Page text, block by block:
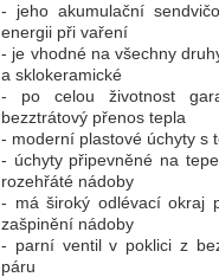
- jeho akumulační
energii při vaření
- je vhodné na všechny
a sklokeramické
- po celou životnost
bezztrátový přenos tepla
- moderní plastové úchyty s
- úchyty připevněné na
rozehřáté nádoby
- má široký odlévací okraj
zašpinění nádoby
- parní ventil v poklici z
páru